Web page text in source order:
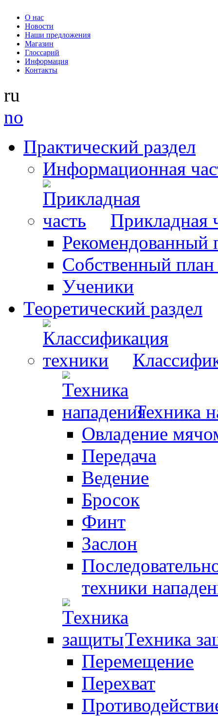
О нас
Новости
Наши предложения
Магазин
Глоссарий
Информация
Контакты
ru
no
Практический раздел
Информационная
Прикладная
Рекомендованный
Собственный
Ученики
Теоретический раздел
Техника
Овладение
Передача
Ведение
Бросок
Финт
Заслон
техники
Техника
Перемещение
Перехват